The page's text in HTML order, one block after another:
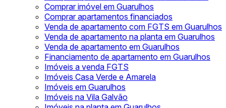
Comprar imóvel em Guarulhos
Comprar apartamentos financiados
Venda de apartamento com FGTS em Guarulhos
Venda de apartamento na planta em Guarulhos
Venda de apartamento em Guarulhos
Financiamento de apartamento em Guarulhos
Imóveis a venda FGTS
Imóveis Casa Verde e Amarela
Imóveis em Guarulhos
Imóveis na Vila Galvão